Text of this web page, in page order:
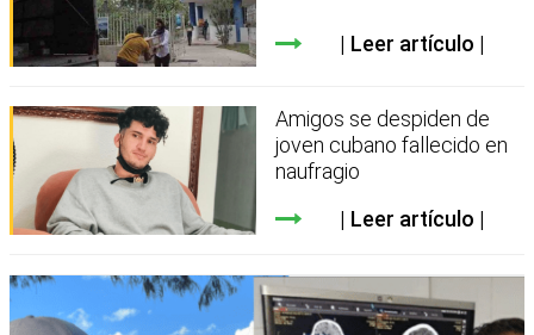
Leer artículo
Amigos se despiden de
joven cubano fallecido en
naufragio
Leer artículo